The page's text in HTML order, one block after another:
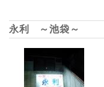
永利 ～池袋～